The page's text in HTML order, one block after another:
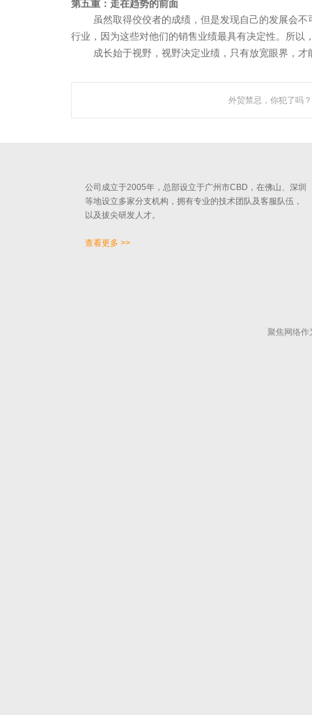
第五重：走在趋势的前面
虽然取得佼佼者的成绩，但是发现自己的发展会
行业，因为这些对他们的销售业绩最具有决定性。所以
成长始于视野，视野决定业绩，只有放宽眼界，才
外贸禁忌，你犯了吗？
研发了国内知名的人
公司成立于2005年，总部设立于广州市CBD，在佛山、深圳
等地设立多家分支机构，拥有专业的技术团队及客服队伍，
以及拔尖研发人才。
查看更多 >>
聚焦网络作